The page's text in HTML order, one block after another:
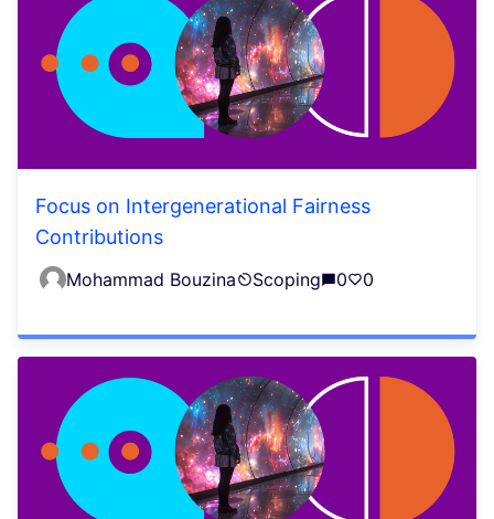
Focus on Intergenerational Fairness
Contributions
Mohammad Bouzina Scoping 0 0